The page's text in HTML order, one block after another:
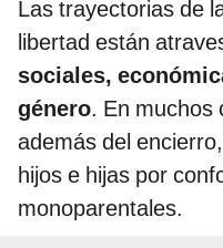
Las trayectorias de
libertad están
sociales,
género. En muchos
además del
hijos e hijas por
monoparentales.